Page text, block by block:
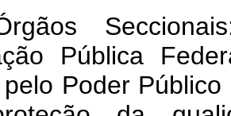
Pública
Poder